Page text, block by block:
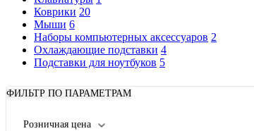
Коврики 20
Мыши 6
Наборы компьютерных аксессуаров 2
Охлаждающие подставки 4
Подставки для ноутбуков 5
ФИЛЬТР ПО ПАРАМЕТРАМ
Розничная цена